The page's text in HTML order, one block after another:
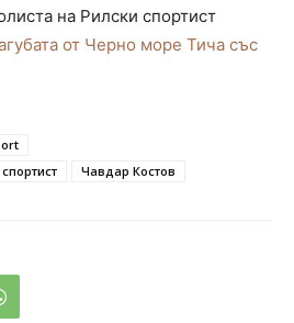
на Рилски спортист
от Черно море Тича със
Чавдар Костов